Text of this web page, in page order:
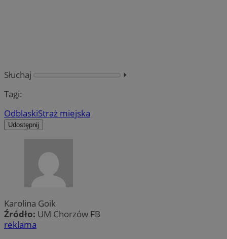
Słuchaj
⏵︎
Tagi:
OdblaskiStraż miejska
Udostępnij
Karolina Goik
Źródło: UM Chorzów FB
reklama